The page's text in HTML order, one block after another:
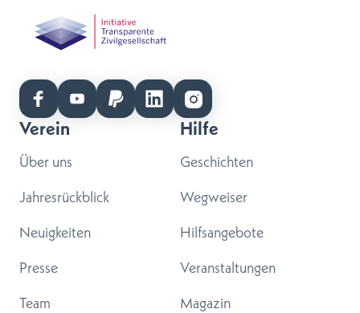
Verein
Über uns
Jahresrückblick
Neuigkeiten
Presse
Team
Hilfe
Geschichten
Wegweiser
Hilfsangebote
Veranstaltungen
Magazin